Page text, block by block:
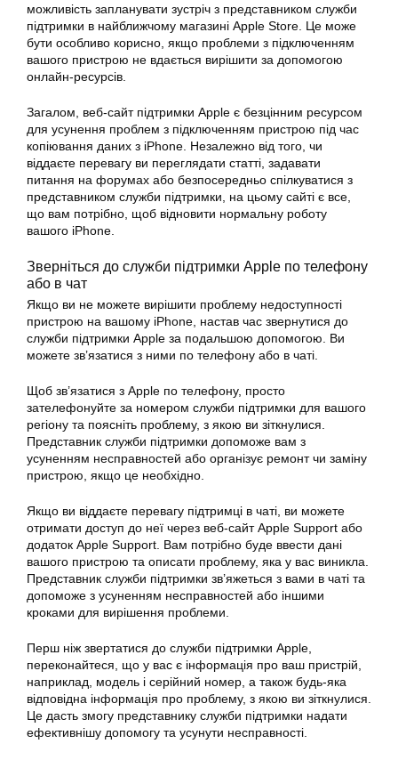
можливість запланувати зустріч з представником служби
підтримки в найближчому магазині Apple Store. Це може
бути особливо корисно, якщо проблеми з підключенням
вашого пристрою не вдається вирішити за допомогою
онлайн-ресурсів.
Загалом, веб-сайт підтримки Apple є безцінним ресурсом
для усунення проблем з підключенням пристрою під час
копіювання даних з iPhone. Незалежно від того, чи
віддаєте перевагу ви переглядати статті, задавати
питання на форумах або безпосередньо спілкуватися з
представником служби підтримки, на цьому сайті є все,
що вам потрібно, щоб відновити нормальну роботу
вашого iPhone.
Зверніться до служби підтримки Apple по телефону
або в чат
Якщо ви не можете вирішити проблему недоступності
пристрою на вашому iPhone, настав час звернутися до
служби підтримки Apple за подальшою допомогою. Ви
можете зв’язатися з ними по телефону або в чаті.
Щоб зв’язатися з Apple по телефону, просто
зателефонуйте за номером служби підтримки для вашого
регіону та поясніть проблему, з якою ви зіткнулися.
Представник служби підтримки допоможе вам з
усуненням несправностей або організує ремонт чи заміну
пристрою, якщо це необхідно.
Якщо ви віддаєте перевагу підтримці в чаті, ви можете
отримати доступ до неї через веб-сайт Apple Support або
додаток Apple Support. Вам потрібно буде ввести дані
вашого пристрою та описати проблему, яка у вас виникла.
Представник служби підтримки зв’яжеться з вами в чаті та
допоможе з усуненням несправностей або іншими
кроками для вирішення проблеми.
Перш ніж звертатися до служби підтримки Apple,
переконайтеся, що у вас є інформація про ваш пристрій,
наприклад, модель і серійний номер, а також будь-яка
відповідна інформація про проблему, з якою ви зіткнулися.
Це дасть змогу представнику служби підтримки надати
ефективнішу допомогу та усунути несправності.